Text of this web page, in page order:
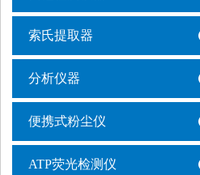
索氏提取器
分析仪器
便携式粉尘仪
ATP荧光检测仪